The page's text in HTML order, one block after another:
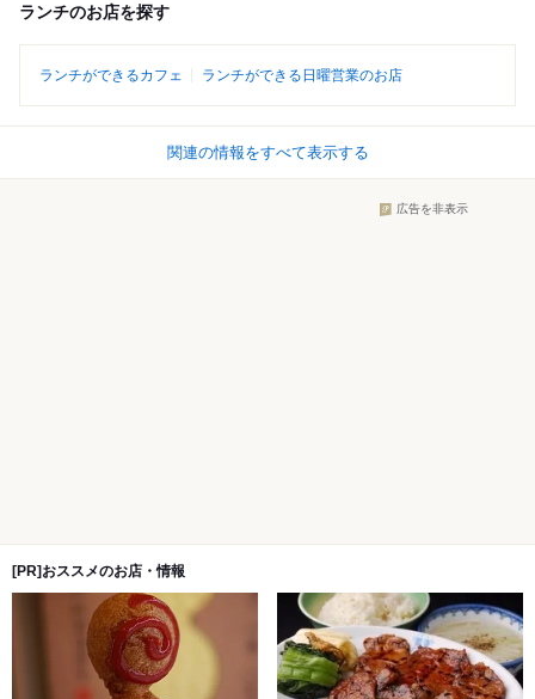
ランチのお店を探す
ランチができるカフェ ランチができる日曜営業のお店
関連の情報をすべて表示する
広告を非表示
[PR]おススメのお店・情報